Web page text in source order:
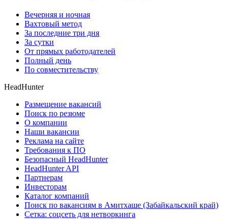
Вечерняя и ночная
Вахтовый метод
За последние три дня
За сутки
От прямых работодателей
Полный день
По совместительству
HeadHunter
Размещение вакансий
Поиск по резюме
О компании
Наши вакансии
Реклама на сайте
Требования к ПО
Безопасный HeadHunter
HeadHunter API
Партнерам
Инвесторам
Каталог компаний
Поиск по вакансиям в Амитхаше (Забайкальский край)
Сетка: соцсеть для нетворкинга